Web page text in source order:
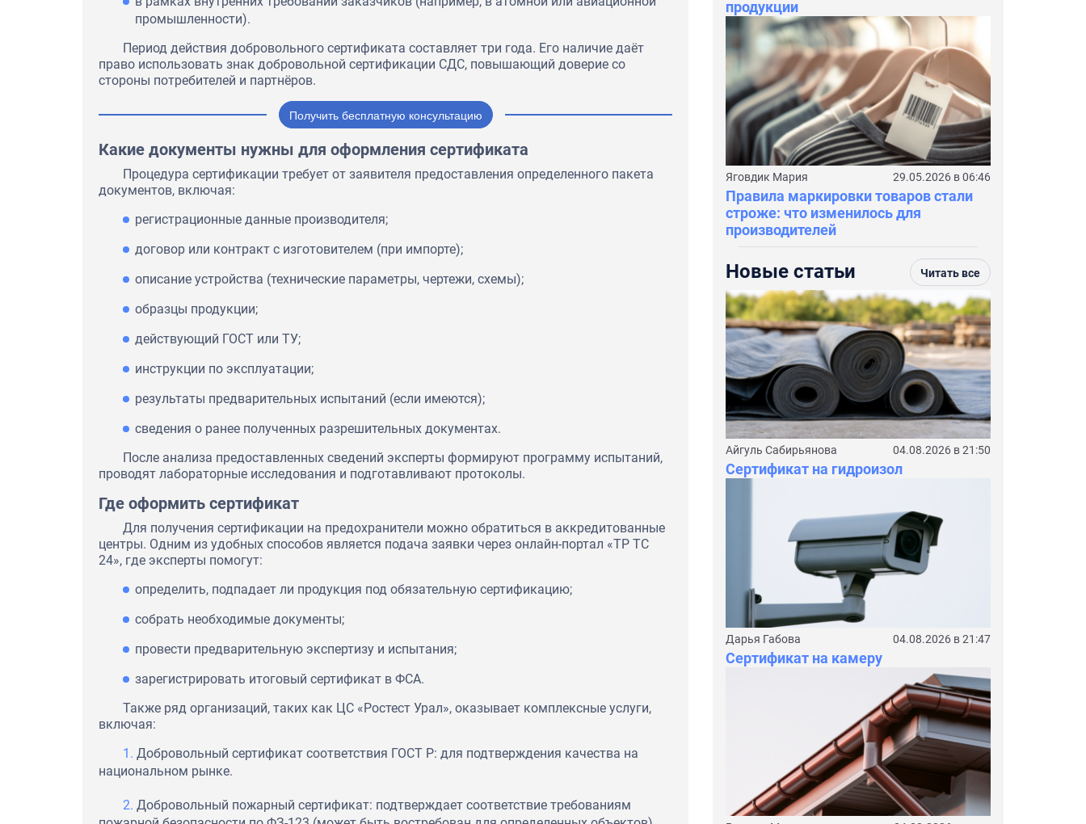
промышленности).
Период действия добровольного сертификата составляет три года. Его наличие даёт
право использовать знак добровольной сертификации СДС, повышающий доверие со
стороны потребителей и партнёров.
Получить бесплатную консультацию
Какие документы нужны для оформления сертификата
Процедура сертификации требует от заявителя предоставления определенного пакета
документов, включая:
регистрационные данные производителя;
договор или контракт с изготовителем (при импорте);
описание устройства (технические параметры, чертежи, схемы);
образцы продукции;
действующий ГОСТ или ТУ;
инструкции по эксплуатации;
результаты предварительных испытаний (если имеются);
сведения о ранее полученных разрешительных документах.
После анализа предоставленных сведений эксперты формируют программу испытаний,
проводят лабораторные исследования и подготавливают протоколы.
Где оформить сертификат
Для получения сертификации на предохранители можно обратиться в аккредитованные
центры. Одним из удобных способов является подача заявки через онлайн-портал «ТР ТС
24», где эксперты помогут:
определить, подпадает ли продукция под обязательную сертификацию;
собрать необходимые документы;
провести предварительную экспертизу и испытания;
зарегистрировать итоговый сертификат в ФСА.
Также ряд организаций, таких как ЦС «Ростест Урал», оказывает комплексные услуги,
включая:
Добровольный сертификат соответствия ГОСТ Р: для подтверждения качества на
национальном рынке.
Добровольный пожарный сертификат: подтверждает соответствие требованиям
продукции
Яговдик Мария 29.05.2026 в 06:46
Правила маркировки товаров стали
строже: что изменилось для
производителей
Новые статьи Читать все
Айгуль Сабирьянова 04.08.2026 в 21:50
Сертификат на гидроизол
Дарья Габова 04.08.2026 в 21:47
Сертификат на камеру